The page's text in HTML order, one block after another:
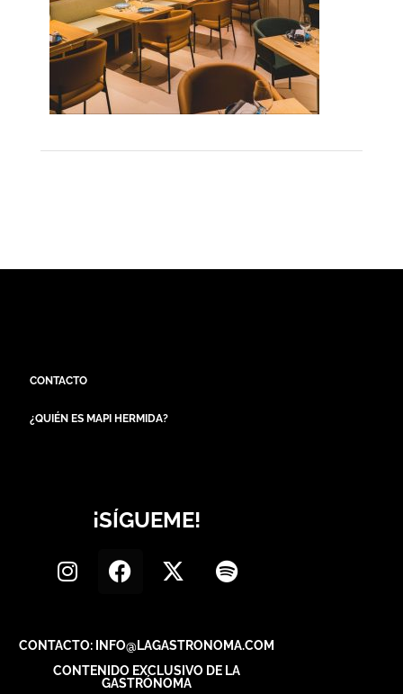
CONTACTO
¿QUIÉN ES MAPI HERMIDA?
¡SÍGUEME!
CONTACTO: INFO@LAGASTRONOMA.COM
CONTENIDO EXCLUSIVO DE LA
GASTRÓNOMA